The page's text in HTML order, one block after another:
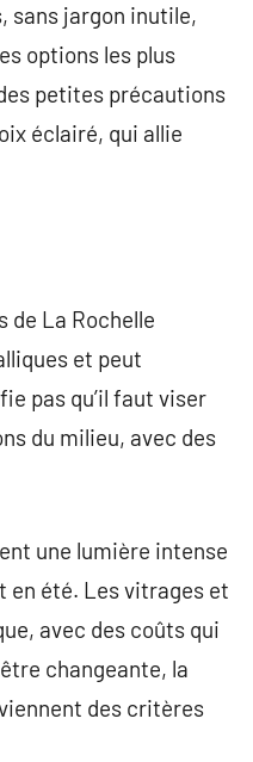
sans jargon inutile,
options les plus
petites précautions
éclairé, qui allie
de La Rochelle
et peut
pas qu’il faut viser
du milieu, avec des
une lumière intense
en été. Les vitrages et
avec des coûts qui
changeante, la
des critères